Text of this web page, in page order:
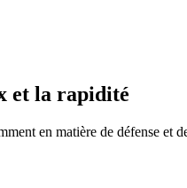
et la rapidité
en matière de défense